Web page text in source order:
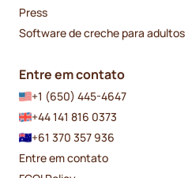
Press
Software de creche para adultos
Entre em contato
+1 (650) 445-4647
+44 141 816 0373
+61 370 357 936
Entre em contato